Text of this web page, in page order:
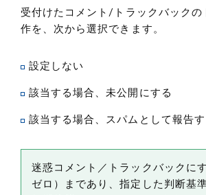
受付けたコメント/トラックバック
作を、次から選択できます。
設定しない
該当する場合、未公開にする
該当する場合、スパムとして報告す
迷惑コメント／トラックバックに
ゼロ）まであり、指定した判断基